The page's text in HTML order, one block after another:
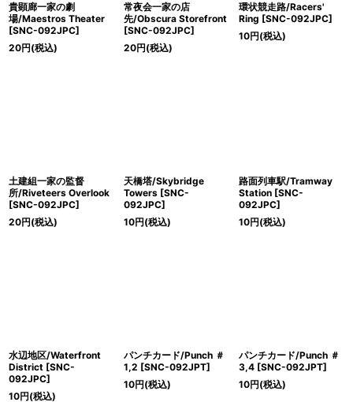
貴顕廊一家の劇
場/Maestros Theater
[SNC-092JPC]
20円(税込)
常夜会一家の店
先/Obscura Storefront
[SNC-092JPC]
20円(税込)
環状競走路/Racers'
Ring [SNC-092JPC]
10円(税込)
土建組一家の監督
所/Riveteers Overlook
[SNC-092JPC]
20円(税込)
天橋塔/Skybridge
Towers [SNC-
092JPC]
10円(税込)
路面列車駅/Tramway
Station [SNC-
092JPC]
10円(税込)
水辺地区/Waterfront
District [SNC-
092JPC]
10円(税込)
パンチカード/Punch ＃
1,2 [SNC-092JPT]
10円(税込)
パンチカード/Punch ＃
3,4 [SNC-092JPT]
10円(税込)